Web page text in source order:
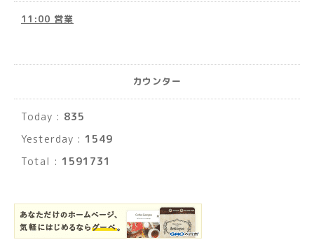
11:00 営業
カウンター
Today : 835
Yesterday : 1549
Total : 1591731